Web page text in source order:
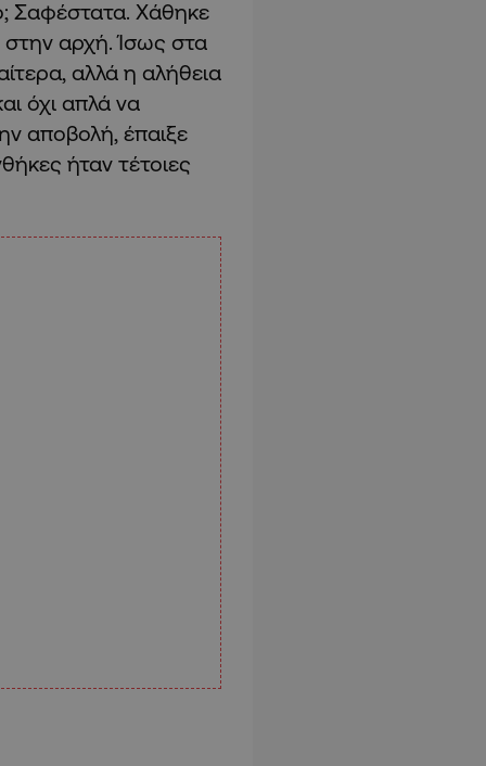
Σαφέστατα. Χάθηκε
στην αρχή. Ίσως στα
αλλά η αλήθεια
όχι απλά να
αποβολή, έπαιξε
ήταν τέτοιες